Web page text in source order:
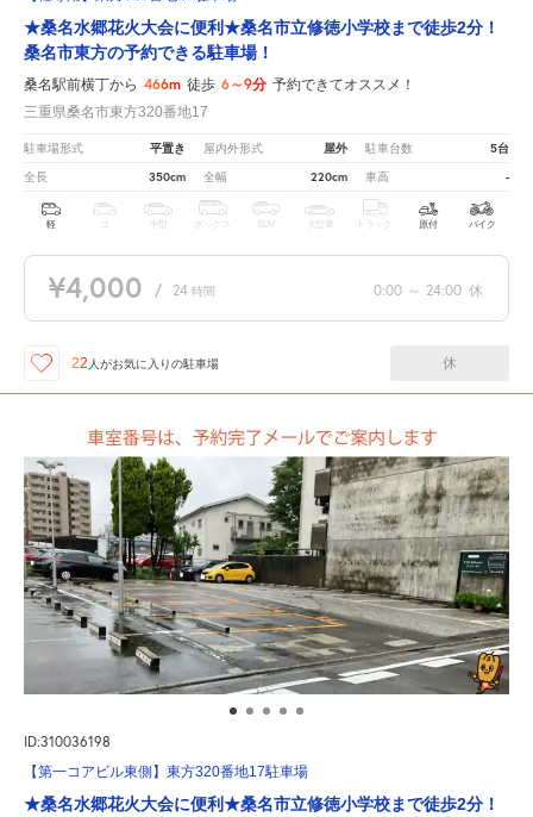
★桑名水郷花火大会に便利★桑名市立修徳小学校まで徒歩2分！
桑名市東方の予約できる駐車場！
桑名駅前横丁から 466m 徒歩 6～9分 予約できてオススメ！
三重県桑名市東方320番地17
駐車場形式 平置き 屋内外形式 屋外 駐車台数 5台
全長 350cm 全幅 220cm 車高 -
軽 中型 ボックス SUV 大型車 トラック 原付 バイク
¥4,000 / 24 時間 0:00 ～ 24:00 休
22 人がお気に入りの駐車場 休
ID:310036198
【第一コアビル東側】東方320番地17駐車場
★桑名水郷花火大会に便利★桑名市立修徳小学校まで徒歩2分！